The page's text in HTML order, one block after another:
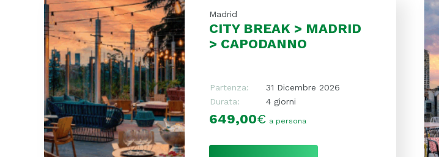
Madrid
CITY BREAK > MADRID
> CAPODANNO
Partenza:
31 Dicembre 2026
Durata:
4 giorni
649,00€ a persona